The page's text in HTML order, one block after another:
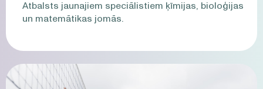
Atbalsts jaunajiem speciālistiem ķīmijas, bioloģijas
un matemātikas jomās.